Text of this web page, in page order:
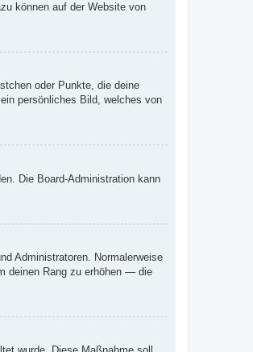
können auf der Website von
oder Punkte, die deine
persönliches Bild, welches von
Die Board-Administration kann
Administratoren. Normalerweise
deinen Rang zu erhöhen — die